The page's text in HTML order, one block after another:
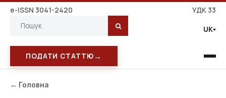
e-ISSN 3041-2420 УДК 33
UK
ПОДАТИ СТАТТЮ →
← Головна